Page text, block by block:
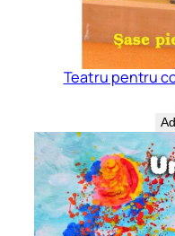
Teatru pentru